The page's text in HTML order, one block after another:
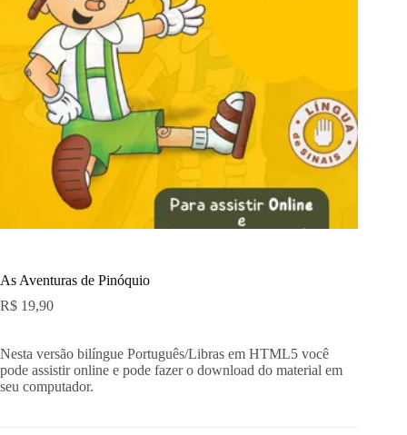
As Aventuras de Pinóquio
R$ 19,90
Nesta versão bilíngue Português/Libras em HTML5 você
pode assistir online e pode fazer o download do material em
seu computador.